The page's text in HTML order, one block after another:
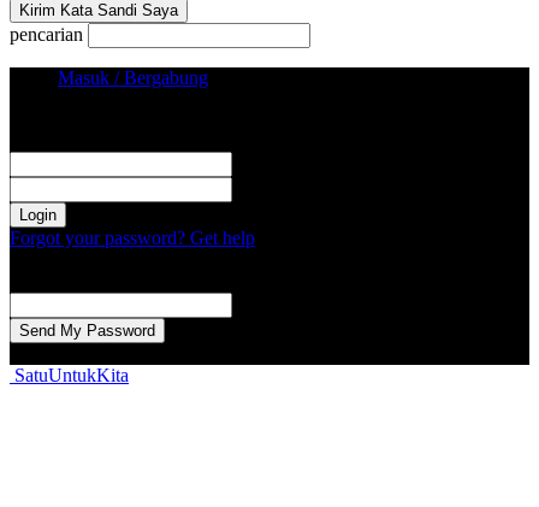
pencarian
Masuk / Bergabung
Forgot your password? Get help
SatuUntukKita